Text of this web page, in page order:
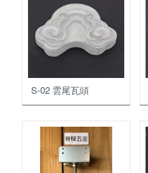
水泥墊塊
S-02 雲尾瓦頭